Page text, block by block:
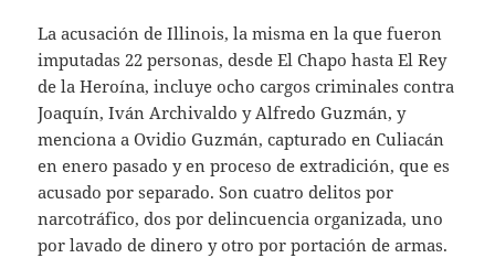
La acusación de Illinois, la misma en la que fueron
imputadas 22 personas, desde El Chapo hasta El Rey
de la Heroína, incluye ocho cargos criminales contra
Joaquín, Iván Archivaldo y Alfredo Guzmán, y
menciona a Ovidio Guzmán, capturado en Culiacán
en enero pasado y en proceso de extradición, que es
acusado por separado. Son cuatro delitos por
narcotráfico, dos por delincuencia organizada, uno
por lavado de dinero y otro por portación de armas.